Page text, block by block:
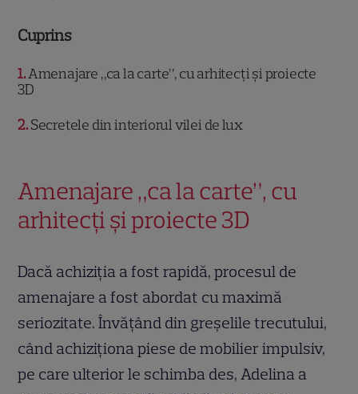
Cuprins
1 Amenajare „ca la carte”, cu arhitecți și proiecte
3D
2 Secretele din interiorul vilei de lux
Amenajare „ca la carte”, cu
arhitecți și proiecte 3D
Dacă achiziția a fost rapidă, procesul de
amenajare a fost abordat cu maximă
seriozitate. Învățând din greșelile trecutului,
când achiziționa piese de mobilier impulsiv,
pe care ulterior le schimba des, Adelina a